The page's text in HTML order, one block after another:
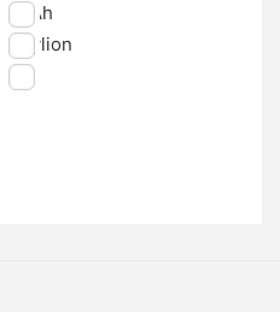
11 Ah
Phylion
nvt